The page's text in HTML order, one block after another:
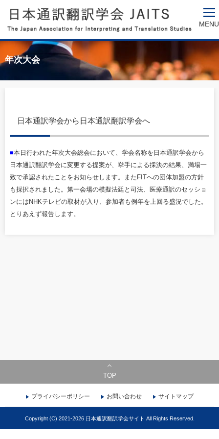
MENU
年次大会
日本通訳学会から日本通訳翻訳学会へ
■本日行われた年次大会総会において、学会名称を日本通訳学会から
日本通訳翻訳学会に変更する提案が、挙手による採決の結果、満場一
致で承認されたことをお知らせします。またFITへの団体加盟の方針
も採択されました。第一会場の模擬法廷と司法、医療通訳のセッショ
ンにはNHKテレビの取材が入り、参加者も例年を上回る盛況でした。
とりあえず報告します。
TOP
プライバシーポリシー お問い合わせ サイトマップ
Copyright (C) 2021-2026 日本通訳翻訳学会サイト All Rights Reserved.